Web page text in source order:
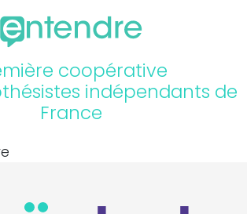
coopérative
indépendants de
France